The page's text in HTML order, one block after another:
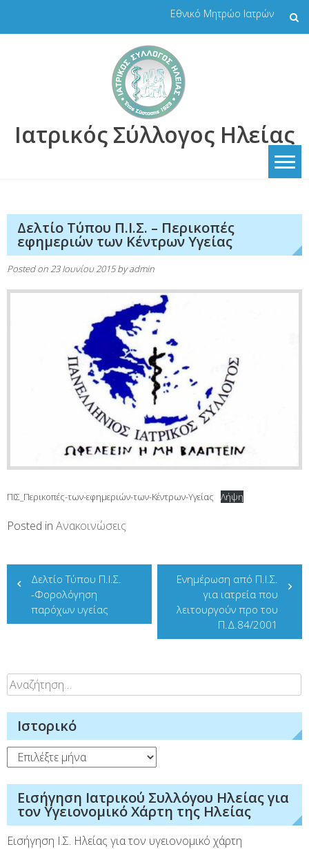
Εθνικό Μητρώο Ιατρών
Ιατρικός Σύλλογος Ηλείας
Δελτίο Τύπου Π.Ι.Σ. – Περικοπές
εφημεριών των Κέντρων Υγείας
Posted on 23 Ιουνίου 2015byadmin
ΠΙΣ_Περικοπές-των-εφημεριών-των-Κέντρων-Υγείας Λήψη
Posted in Ανακοινώσεις
Πλοήγηση
άρθρων
Δελτίο Τύπου Π.Ι.Σ.
-Φορολόγηση
παρόχων υγείας
Eνημέρωση από Π.Ι.Σ.
για ιατρεία που
λειτουργούν προ του
Π.Δ.84/2001
Αναζήτηση
για:
Ιστορικό
Ιστορικό
Εισήγηση Ιατρικού Συλλόγου Ηλείας για
τον Υγειονομικό Χάρτη της Ηλείας
Εισήγηση Ι.Σ. Ηλείας για τον υγειονομικό χάρτη